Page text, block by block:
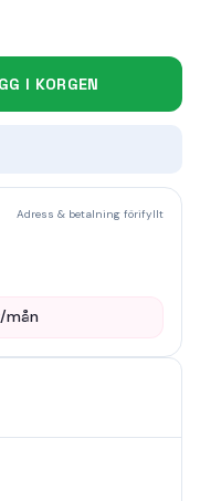
I KORGEN
Adress & betalning förifyllt
mån